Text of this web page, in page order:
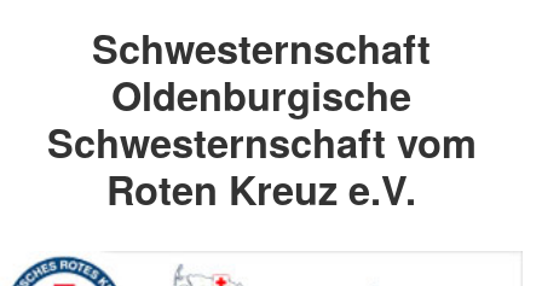
Schwesternschaft
Oldenburgische
Schwesternschaft vom
Roten Kreuz e.V.